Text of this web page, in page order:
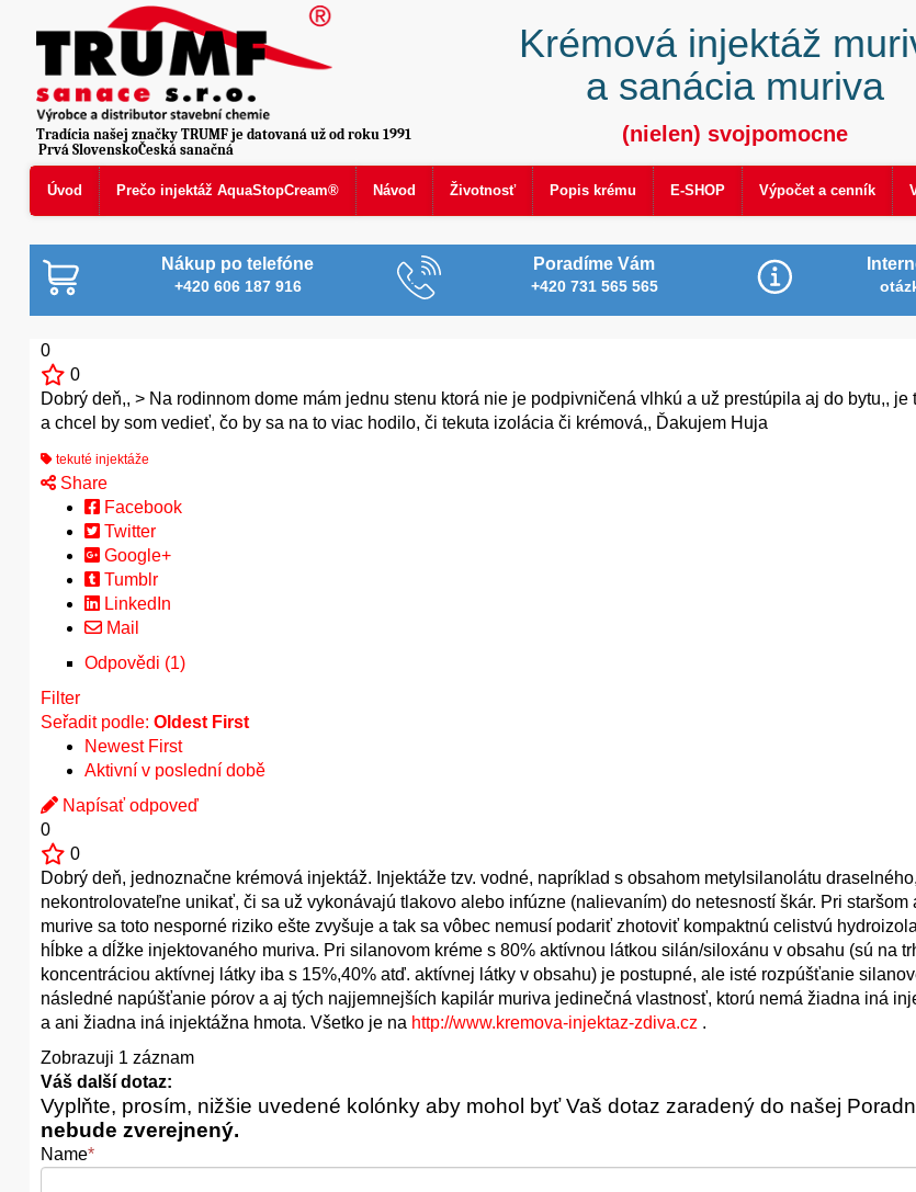
Úvod Prečo injektáž AquaStopCream® Návod Životnosť Popis krému E-SHOP Výpočet a cenník
Prvá SlovenskoČeská sanačná
Krémová injektáž
a sanácia muriva
(nielen) svojpomocne
Tradícia našej značky TRUMF je datovaná už od roku 1991
Nákup po telefóne
+420 606 187 916
Poradíme Vám
+420 731 565 565
0
0
Dobrý deň,, > Na rodinnom dome mám jednu stenu ktorá nie je podpivničená vlhkú a už prestúpila aj do bytu,,
a chcel by som vedieť, čo by sa na to viac hodilo, či tekuta izolácia či krémová,, Ďakujem Huja
tekuté injektáže
Share
Facebook
Twitter
Google+
Tumblr
LinkedIn
Mail
Odpovědi (1)
Filter
Seřadit podle: Oldest First
Newest First
Aktivní v poslední době
Napísať odpoveď
0
0
Dobrý deň, jednoznačne krémová injektáž. Injektáže tzv. vodné, napríklad s obsahom metylsilanolátu
nekontrolovateľne unikať, či sa už vykonávajú tlakovo alebo infúzne (nalievaním) do netesností škár. Pri staršom
murive sa toto nesporné riziko ešte zvyšuje a tak sa vôbec nemusí podariť zhotoviť kompaktnú celistvú
hĺbke a dĺžke injektovaného muriva. Pri silanovom kréme s 80% aktívnou látkou silán/siloxánu v obsahu (sú na
koncentráciou aktívnej látky iba s 15%,40% atď. aktívnej látky v obsahu) je postupné, ale isté rozpúšťanie
následné napúšťanie pórov a aj tých najjemnejších kapilár muriva jedinečná vlastnosť, ktorú nemá žiadna iná
a ani žiadna iná injektážna hmota. Všetko je na http://www.kremova-injektaz-zdiva.cz .
Zobrazuji 1 záznam
Váš další dotaz:
Vyplňte, prosím, nižšie uvedené kolónky aby mohol byť Vaš dotaz zaradený do našej
nebude zverejnený.
Name*